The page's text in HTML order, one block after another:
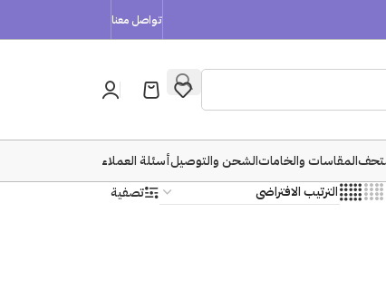
تواصل معنا
المقاسات والخاماتالشحن والتوصيلأسئلة العملاء
تصفية